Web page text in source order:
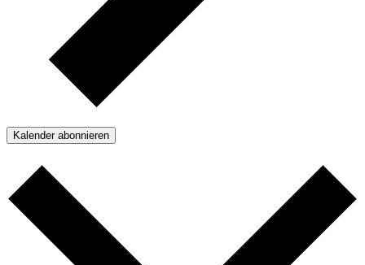
Kalender abonnieren